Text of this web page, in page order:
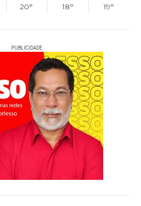
20°
18°
19°
PUBLICIDADE